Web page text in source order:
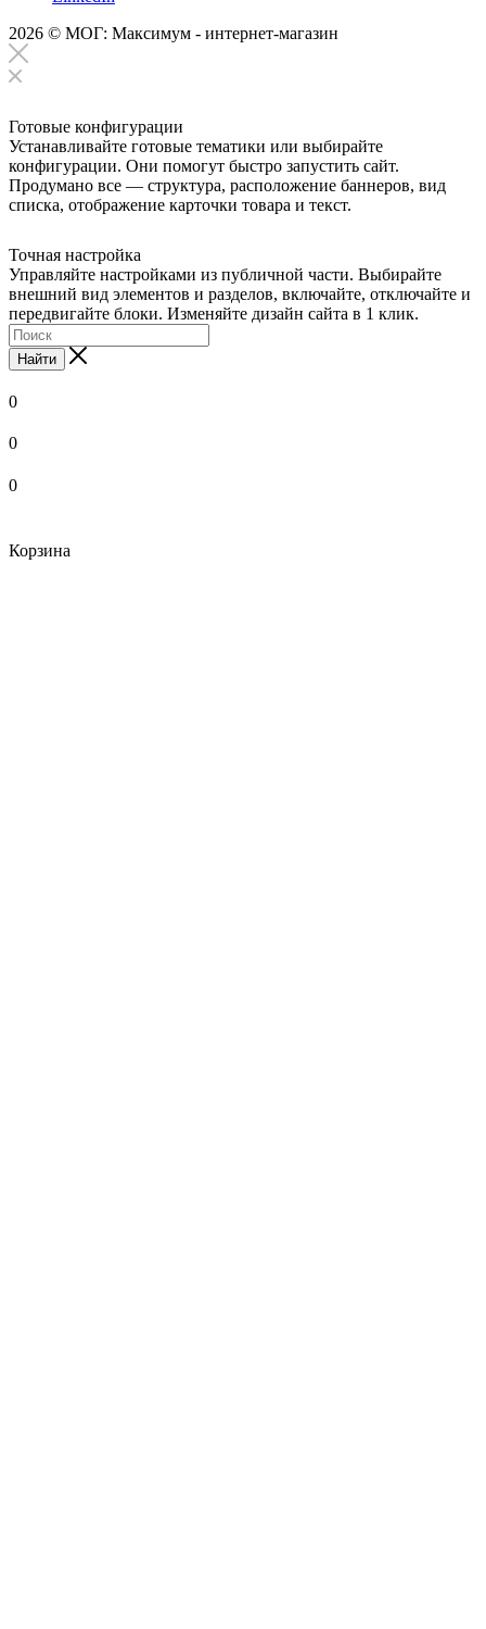
2026 © МОГ: Максимум - интернет-магазин
Готовые конфигурации
Устанавливайте готовые тематики или выбирайте
конфигурации. Они помогут быстро запустить сайт.
Продумано все — структура, расположение баннеров, вид
списка, отображение карточки товара и текст.
Точная настройка
Управляйте настройками из публичной части. Выбирайте
внешний вид элементов и разделов, включайте, отключайте и
передвигайте блоки. Изменяйте дизайн сайта в 1 клик.
Найти
0
0
0
Корзина